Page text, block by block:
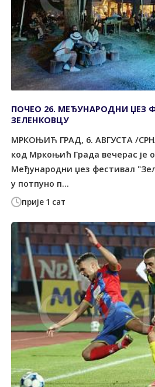
прије 1 сат
ПОЧЕО 26. МЕЂУНАРОДНИ ЏЕЗ
ЗЕЛЕНКОВЦУ
МРКОЊИЋ ГРАД, 6. АВГУСТА /
код Мркоњић Града вечерас је
Међународни џез фестивал
у потпуно п...